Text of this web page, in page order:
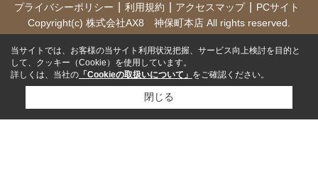
プライバシーポリシー 利用規約 アクセスマップ
PCサイト
Copyright(c) 株式会社AX8 神保町本店 All rights reserved.
当サイトでは、お客様の当サイト利用状況把握、サービス向上検討を目的と
して、クッキー（Cookie）を使用しています。
詳しくは、当社の 「Cookieの取扱いについて」 をご確認ください。
閉じる